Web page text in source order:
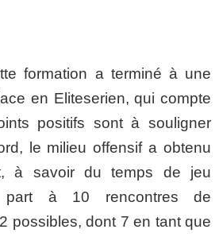
formation a terminé à une
en Eliteserien, qui compte
positifs sont à souligner
le milieu offensif a obtenu
à savoir du temps de jeu
part à 10 rencontres de
possibles, dont 7 en tant que